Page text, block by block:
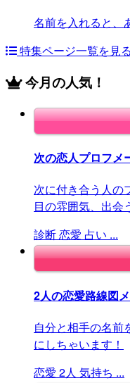
名前を入れると、
特集ページ一覧を見る
今月の人気！
次の恋人プロフメ
次に付き合う人の
目の雰囲気、出会
診断恋愛 占い ...
2人の恋愛路線図
自分と相手の名前
にしちゃいます！
恋愛 2人 気持ち ...